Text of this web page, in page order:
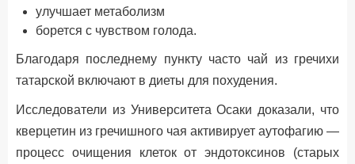
улучшает метаболизм
борется с чувством голода.
Благодаря последнему пункту часто чай из гречихи
татарской включают в диеты для похудения.
Исследователи из Университета Осаки доказали, что
кверцетин из гречишного чая активирует аутофагию —
процесс очищения клеток от эндотоксинов (старых